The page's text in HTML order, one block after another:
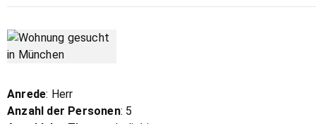
Anrede: Herr
Anzahl der Personen: 5